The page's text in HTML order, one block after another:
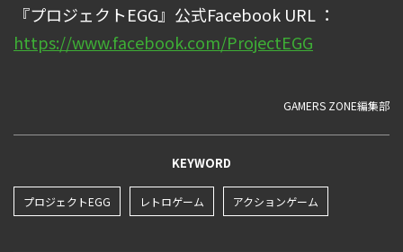
『プロジェクトEGG』公式Facebook URL ：
https://www.facebook.com/ProjectEGG
GAMERS ZONE編集部
KEYWORD
プロジェクトEGG レトロゲーム アクションゲーム